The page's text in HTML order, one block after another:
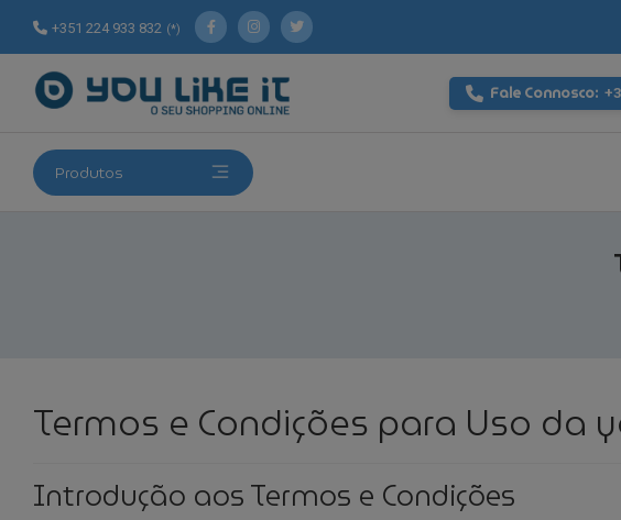
+351 224 933 832 (*)
Fale Connosco:
Produtos
Termos e Condições para Uso da
Introdução aos Termos e Condições